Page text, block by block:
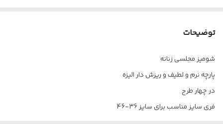
توضیحات
شومیز مجلسی زنانه
پارچه نرم و لطیف و ریزش دار الیزه
در چهار طرح
فری سایز مناسب برای سایز 36-46